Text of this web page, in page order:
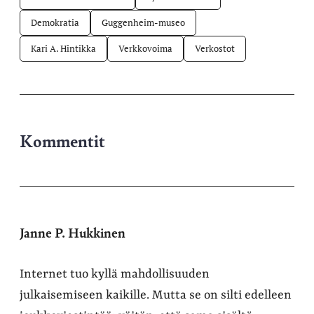
Demokratia Guggenheim-museo
Kari A. Hintikka Verkkovoima Verkostot
Kommentit
Janne P. Hukkinen
Internet tuo kyllä mahdollisuuden
julkaisemiseen kaikille. Mutta se on silti edelleen